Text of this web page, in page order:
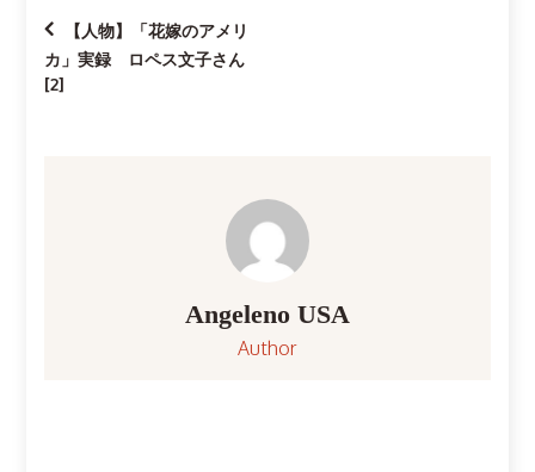
投
稿
【人物】「花嫁のアメリ
カ」実録 ロペス文子さん
[2]
Angeleno USA
Author